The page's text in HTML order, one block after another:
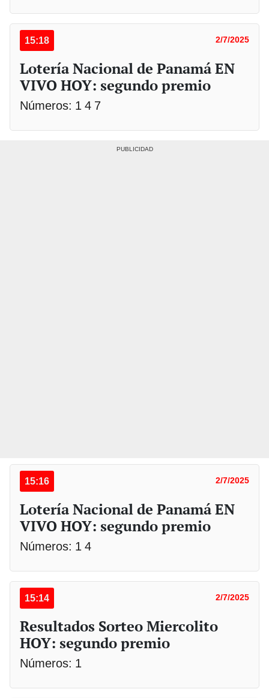
15:18 2/7/2025
Lotería Nacional de Panamá EN
VIVO HOY: segundo premio
Números: 1 4 7
15:16 2/7/2025
Lotería Nacional de Panamá EN
VIVO HOY: segundo premio
Números: 1 4
15:14 2/7/2025
Resultados Sorteo Miercolito
HOY: segundo premio
Números: 1